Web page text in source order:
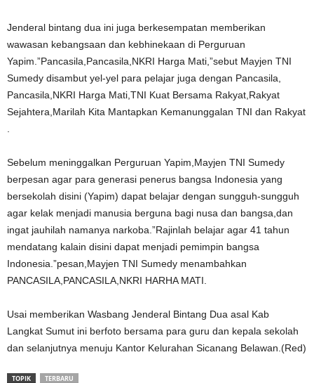
Jenderal bintang dua ini juga berkesempatan memberikan
wawasan kebangsaan dan kebhinekaan di Perguruan
Yapim.”Pancasila,Pancasila,NKRI Harga Mati,”sebut Mayjen TNI
Sumedy disambut yel-yel para pelajar juga dengan Pancasila,
Pancasila,NKRI Harga Mati,TNI Kuat Bersama Rakyat,Rakyat
Sejahtera,Marilah Kita Mantapkan Kemanunggalan TNI dan Rakyat
Sebelum meninggalkan Perguruan Yapim,Mayjen TNI Sumedy
berpesan agar para generasi penerus bangsa Indonesia yang
bersekolah disini (Yapim) dapat belajar dengan sungguh-sungguh
agar kelak menjadi manusia berguna bagi nusa dan bangsa,dan
ingat jauhilah namanya narkoba.”Rajinlah belajar agar 41 tahun
mendatang kalain disini dapat menjadi pemimpin bangsa
Indonesia.”pesan,Mayjen TNI Sumedy menambahkan
PANCASILA,PANCASILA,NKRI HARHA MATI.
Usai memberikan Wasbang Jenderal Bintang Dua asal Kab
Langkat Sumut ini berfoto bersama para guru dan kepala sekolah
dan selanjutnya menuju Kantor Kelurahan Sicanang Belawan.(Red)
TOPIK TERBARU